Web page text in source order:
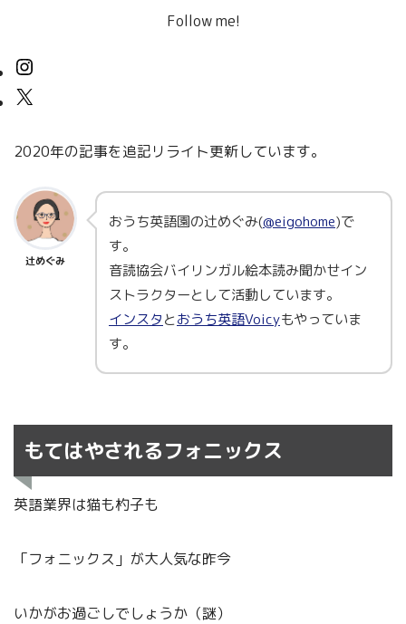
Follow me!
2020年の記事を追記リライト更新しています。
辻めぐみ
おうち英語園の辻めぐみ(@eigohome)で
す。
音読協会バイリンガル絵本読み聞かせイン
ストラクターとして活動しています。
インスタとおうち英語Voicyもやっていま
す。
もてはやされるフォニックス
英語業界は猫も杓子も
「フォニックス」が大人気な昨今
いかがお過ごしでしょうか（謎）